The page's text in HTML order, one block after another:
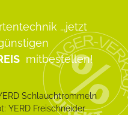
...jetzt
mitbestellen!